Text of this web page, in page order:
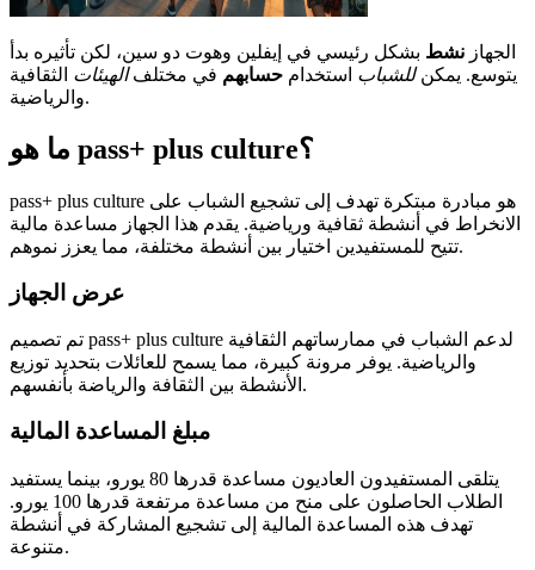
الجهاز نشط بشكل رئيسي في إيفلين وهوت دو سين، لكن تأثيره بدأ
يتوسع. يمكنللشباب استخدام حسابهم في مختلفالهيئات الثقافية
والرياضية.
ما هو pass+ plus culture؟
pass+ plus culture هو مبادرة مبتكرة تهدف إلى تشجيع الشباب على
الانخراط في أنشطة ثقافية ورياضية. يقدم هذا الجهاز مساعدة مالية
تتيح للمستفيدين اختيار بين أنشطة مختلفة، مما يعزز نموهم.
عرض الجهاز
تم تصميم pass+ plus culture لدعم الشباب في ممارساتهم الثقافية
والرياضية. يوفر مرونة كبيرة، مما يسمح للعائلات بتحديد توزيع
الأنشطة بين الثقافة والرياضة بأنفسهم.
مبلغ المساعدة المالية
يتلقى المستفيدون العاديون مساعدة قدرها 80 يورو، بينما يستفيد
الطلاب الحاصلون على منح من مساعدة مرتفعة قدرها 100 يورو.
تهدف هذه المساعدة المالية إلى تشجيع المشاركة في أنشطة
متنوعة.